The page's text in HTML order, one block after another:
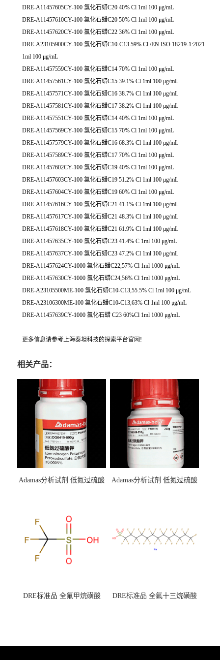
DRE-A11457605CY-100 氯化石蜡C20 40% Cl 1ml 100 μg/mL
DRE-A11457610CY-100 氯化石蜡C20 50% Cl 1ml 100 μg/mL
DRE-A11457620CY-100 氯化石蜡C22 36% Cl 1ml 100 μg/mL
DRE-A23105900CY-100 氯化石蜡C10-C13 59% Cl /EN ISO 18219-1:2021
1ml 100 μg/mL
DRE-A11457559CY-100 氯化石蜡C14 70% Cl 1ml 100 μg/mL
DRE-A11457561CY-100 氯化石蜡C15 39.1% Cl 1ml 100 μg/mL
DRE-A11457571CY-100 氯化石蜡C16 38.7% Cl 1ml 100 μg/mL
DRE-A11457581CY-100 氯化石蜡C17 38.2% Cl 1ml 100 μg/mL
DRE-A11457551CY-100 氯化石蜡C14 40% Cl 1ml 100 μg/mL
DRE-A11457569CY-100 氯化石蜡C15 70% Cl 1ml 100 μg/mL
DRE-A11457579CY-100 氯化石蜡C16 68.3% Cl 1ml 100 μg/mL
DRE-A11457589CY-100 氯化石蜡C17 70% Cl 1ml 100 μg/mL
DRE-A11457602CY-100 氯化石蜡C19 40% Cl 1ml 100 μg/mL
DRE-A11457603CY-100 氯化石蜡C19 51.2% Cl 1ml 100 μg/mL
DRE-A11457604CY-100 氯化石蜡C19 60% Cl 1ml 100 μg/mL
DRE-A11457616CY-100 氯化石蜡C21 41.1% Cl 1ml 100 μg/mL
DRE-A11457617CY-100 氯化石蜡C21 48.3% Cl 1ml 100 μg/mL
DRE-A11457618CY-100 氯化石蜡C21 61.9% Cl 1ml 100 μg/mL
DRE-A11457635CY-100 氯化石蜡C23 41.4% C 1ml 100 μg/mL
DRE-A11457637CY-100 氯化石蜡C23 47.2% Cl 1ml 100 μg/mL
DRE-A11457624CY-1000 氯化石蜡C22,57% Cl 1ml 1000 μg/mL
DRE-A11457630CY-1000 氯化石蜡C24,56% Cl 1ml 1000 μg/mL
DRE-A23105500ME-100 氯化石蜡C10-C13,55.5% Cl 1ml 100 μg/mL
DRE-A23106300ME-100 氯化石蜡C10-C13,63% Cl 1ml 100 μg/mL
DRE-A11457639CY-1000 氯化石蜡 C23 60%Cl 1ml 1000 μg/mL
更多信息请参考上海泰坦科技的探索平台官网!
相关产品：
Adamas分析试剂 低氮过硫酸
（泰坦现货供应）
Adamas分析试剂 低氮过硫酸
DRE标准品 全氟甲烷磺酸
DRE标准品 全氟十三烷磺酸